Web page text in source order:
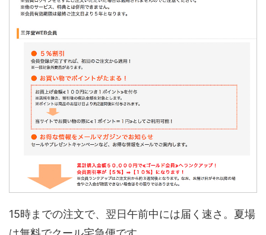
15時までの注文で、翌日午前中には届く速さ。夏場